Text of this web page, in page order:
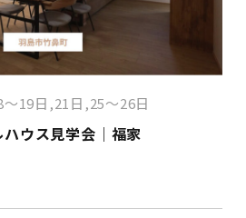
～19日,21日,25～26日
ウス見学会｜福家